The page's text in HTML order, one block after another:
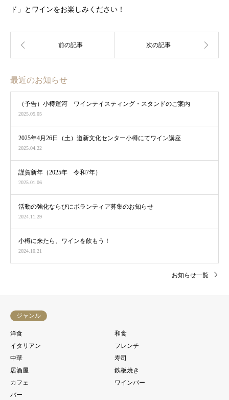
ド」とワインをお楽しみください！
最近のお知らせ
（予告）小樽運河 ワインテイスティング・スタンドのご案内
2025.05.05
2025年4月26日（土）道新文化センター小樽にてワイン講座
2025.04.22
謹賀新年（2025年 令和7年）
2025.01.06
活動の強化ならびにボランティア募集のお知らせ
2024.11.29
小樽に来たら、ワインを飲もう！
2024.10.21
お知らせ一覧
ジャンル
洋食
和食
イタリアン
フレンチ
中華
寿司
居酒屋
鉄板焼き
カフェ
ワインバー
バー